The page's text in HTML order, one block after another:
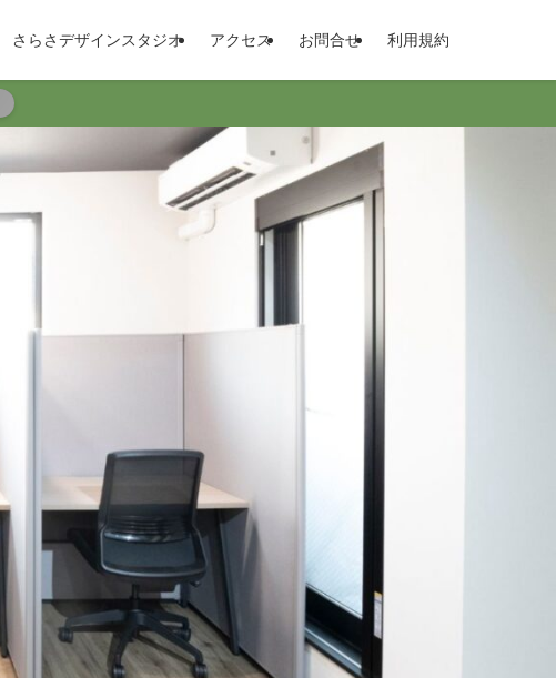
さらさデザインスタジオ アクセス お問合せ 利用規約